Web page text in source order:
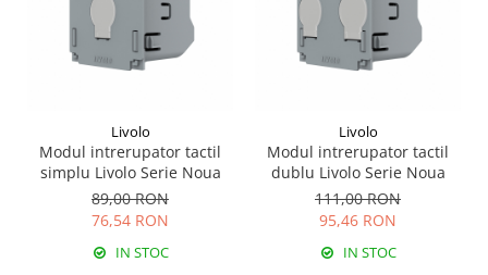
Livolo
Modul intrerupator tactil
simplu Livolo Serie Noua
89,00 RON
76,54 RON
IN STOC
Livolo
Modul intrerupator tactil
dublu Livolo Serie Noua
111,00 RON
95,46 RON
IN STOC